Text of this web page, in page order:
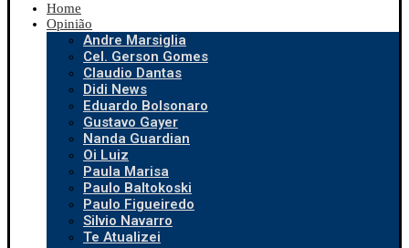
Home
Opinião
Andre Marsiglia
Cel. Gerson Gomes
Claudio Dantas
Didi News
Eduardo Bolsonaro
Gustavo Gayer
Nanda Guardian
Oi Luiz
Paula Marisa
Paulo Baltokoski
Paulo Figueiredo
Silvio Navarro
Te Atualizei